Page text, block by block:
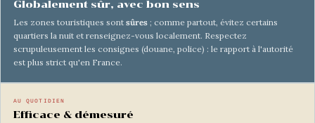
Globalement sûr, avec bon sens
Les zones touristiques sont sûres; comme partout, évitez certains
quartiers la nuit et renseignez-vous localement. Respectez
scrupuleusement les consignes (douane, police) : le rapport à l'autorité
est plus strict qu'en France.
AU QUOTIDIEN
Efficace & démesuré